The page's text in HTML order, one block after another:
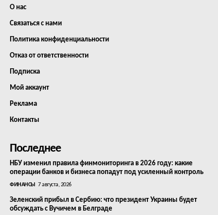
О нас
Связаться с нами
Политика конфиденциальности
Отказ от ответственности
Подписка
Мой аккаунт
Реклама
Контакты
Последнее
НБУ изменил правила финмониторинга в 2026 году: какие
операции банков и бизнеса попадут под усиленный контроль
ФИНАНСЫ 7 августа, 2026
Зеленский прибыл в Сербию: что президент Украины будет
обсуждать с Вучичем в Белграде